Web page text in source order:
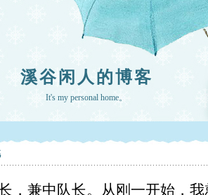
溪谷闲人的博客
It's my personal home。
，兼中队长。从刚一开始，